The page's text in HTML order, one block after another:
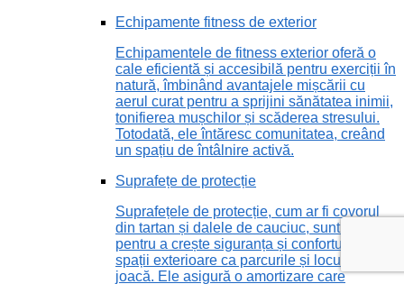
Echipamente fitness de exterior
Echipamentele de fitness exterior oferă o
cale eficientă și accesibilă pentru exerciții în
natură, îmbinând avantajele mișcării cu
aerul curat pentru a sprijini sănătatea inimii,
tonifierea mușchilor și scăderea stresului.
Totodată, ele întăresc comunitatea, creând
un spațiu de întâlnire activă.
Suprafețe de protecție
Suprafețele de protecție, cum ar fi covorul
din tartan și dalele de cauciuc, sunt vitale
pentru a crește siguranța și confortul în
spații exterioare ca parcurile și locurile de
joacă. Ele asigură o amortizare care